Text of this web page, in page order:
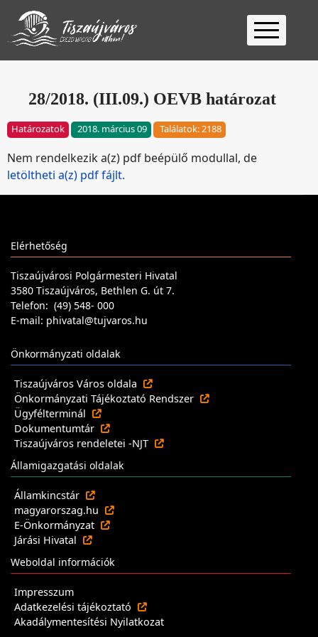
Kezdőlap
2026
28/2018. (III.09.) OEVB határozat
Határozatok 2018. március 09 Találatok: 2188
Nem rendelkezik a(z) pdf beépülő modullal, de
letöltheti a(z) pdf fájlt.
Elérhetőség
Tiszaújvárosi Polgármesteri Hivatal
3580 Tiszaújváros, Bethlen G. út 7.
Telefon: (49) 548- 000
E-mail: phivatal@tujvaros.hu
Önkormányzati oldalak
Tiszaújváros Város oldala
Önkormányzati Tájékoztató Rendszer
Ügyfélterminál
Dokumentumtár
Tiszaújváros rendeletei -NJT
Államigazgatási oldalak
Államkincstár
magyarorszag.hu
E-Önkormányzat
Járási Hivatal
Weboldal információk
Impresszum
Adatkezelési tájékoztató
Akadálymentesítési Nyilatkozat